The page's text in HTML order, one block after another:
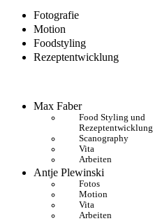
Fotografie
Motion
Foodstyling
Rezeptentwicklung
Max Faber
Food Styling und
Rezeptentwicklung
Scanography
Vita
Arbeiten
Antje Plewinski
Fotos
Motion
Vita
Arbeiten